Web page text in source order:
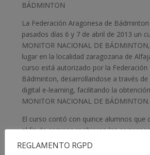
BÁDMINTON
La Federación Aragonesa de
pasados días 6 y 7 de abril de 2013 un
MONITOR NACIONAL DE
lugar en la localidad zaragozana de
curso está autorizado por la Federación
Bádminton, desarrollandose a través
digital e-learning, facilitando la
MONITOR NACIONAL DE BÁDMINTON.
El curso contó con quince alumnos que
el fin de semana recibieron las
teórico-prácticas, el curso estuvo
REGLAMENTO RGPD